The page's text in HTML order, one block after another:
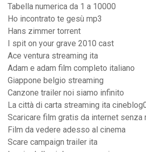
Tabella numerica da 1 a 10000
Ho incontrato te gesù mp3
Hans zimmer torrent
I spit on your grave 2010 cast
Ace ventura streaming ita
Adam e adam film completo italiano
Giappone belgio streaming
Canzone trailer noi siamo infinito
La città di carta streaming ita
Scaricare film gratis da internet senza
Film da vedere adesso al cinema
Scare campaign trailer ita